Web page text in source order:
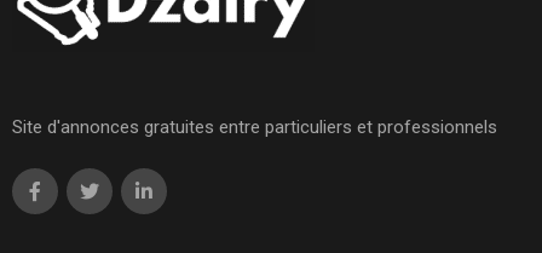
Site d'annonces gratuites entre particuliers et professionnels